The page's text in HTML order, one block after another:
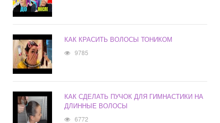
КАК КРАСИТЬ ВОЛОСЫ ТОНИКОМ
9785
КАК СДЕЛАТЬ ПУЧОК ДЛЯ ГИМНАСТИКИ НА
ДЛИННЫЕ ВОЛОСЫ
6772